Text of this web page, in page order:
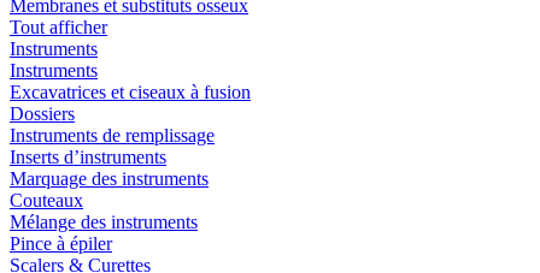
Membranes et substituts osseux
Tout afficher
Instruments
Instruments
Excavatrices et ciseaux à fusion
Dossiers
Instruments de remplissage
Inserts d’instruments
Marquage des instruments
Couteaux
Mélange des instruments
Pince à épiler
Scalers & Curettes